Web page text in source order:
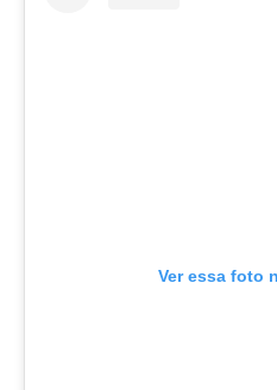
Ver essa foto